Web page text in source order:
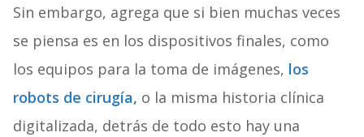
Sin embargo, agrega que si bien muchas veces
se piensa es en los dispositivos finales, como
los equipos para la toma de imágenes, los
robots de cirugía, o la misma historia clínica
digitalizada, detrás de todo esto hay una